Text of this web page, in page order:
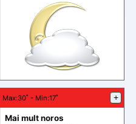
Max:30˚ - Min:17˚ +
Mai mult noros